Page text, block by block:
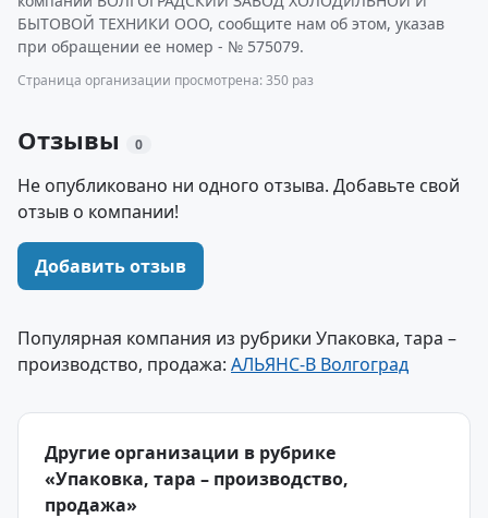
БЫТОВОЙ ТЕХНИКИ ООО, сообщите нам об этом, указав
при обращении ее номер - № 575079.
Страница организации просмотрена: 350 раз
Отзывы 0
Не опубликовано ни одного отзыва. Добавьте свой
отзыв о компании!
Добавить отзыв
Популярная компания из рубрики Упаковка, тара –
производство, продажа: АЛЬЯНС-В Волгоград
Другие организации в рубрике
«Упаковка, тара – производство,
продажа»